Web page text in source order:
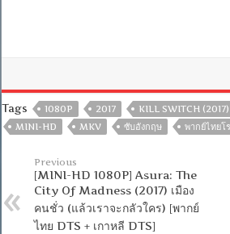
Tags 1080P 2017
KILL SWITCH
MINI-HD
MKV ซับอังกฤษ พากย์ไทยโ
Previous
[MINI-HD 1080P] Asura: The
City Of Madness (2017) เมือง
คนชั่ว (แล้วเราจะกลัวใคร) [พากย์
ไทย DTS + เกาหลี DTS]